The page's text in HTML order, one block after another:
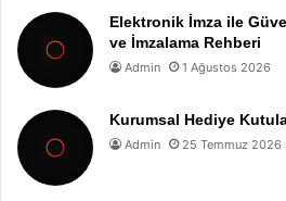
Elektronik İmza ile
ve İmzalama Rehberi
Admin 1 Ağustos 2026
Kurumsal Hediye
Admin 25 Temmuz 2026